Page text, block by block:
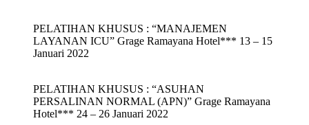
PELATIHAN KHUSUS : “MANAJEMEN
LAYANAN ICU” Grage Ramayana Hotel*** 13 – 15
Januari 2022
PELATIHAN KHUSUS : “ASUHAN
PERSALINAN NORMAL (APN)” Grage Ramayana
Hotel*** 24 – 26 Januari 2022